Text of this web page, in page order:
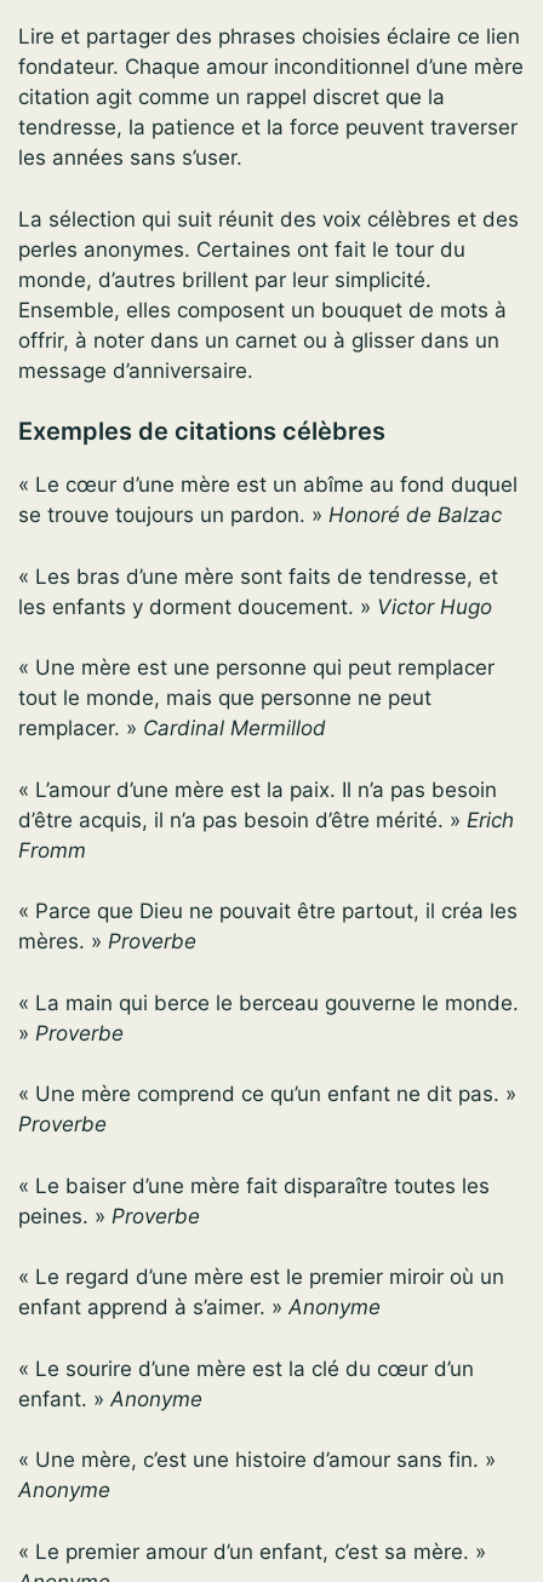
Lire et partager des phrases choisies éclaire ce lien
fondateur. Chaque amour inconditionnel d’une mère
citation agit comme un rappel discret que la
tendresse, la patience et la force peuvent traverser
les années sans s’user.
La sélection qui suit réunit des voix célèbres et des
perles anonymes. Certaines ont fait le tour du
monde, d’autres brillent par leur simplicité.
Ensemble, elles composent un bouquet de mots à
offrir, à noter dans un carnet ou à glisser dans un
message d’anniversaire.
Exemples de citations célèbres
« Le cœur d’une mère est un abîme au fond duquel
se trouve toujours un pardon. » Honoré de Balzac
« Les bras d’une mère sont faits de tendresse, et
les enfants y dorment doucement. » Victor Hugo
« Une mère est une personne qui peut remplacer
tout le monde, mais que personne ne peut
remplacer. » Cardinal Mermillod
« L’amour d’une mère est la paix. Il n’a pas besoin
d’être acquis, il n’a pas besoin d’être mérité. » Erich
Fromm
« Parce que Dieu ne pouvait être partout, il créa les
mères. » Proverbe
« La main qui berce le berceau gouverne le monde.
» Proverbe
« Une mère comprend ce qu’un enfant ne dit pas. »
Proverbe
« Le baiser d’une mère fait disparaître toutes les
peines. » Proverbe
« Le regard d’une mère est le premier miroir où un
enfant apprend à s’aimer. »Anonyme
« Le sourire d’une mère est la clé du cœur d’un
enfant. » Anonyme
« Une mère, c’est une histoire d’amour sans fin. »
Anonyme
« Le premier amour d’un enfant, c’est sa mère. »